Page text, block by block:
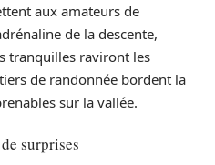
aux amateurs de
de la descente,
tranquilles raviront les
de randonnée bordent la
sur la vallée.
surprises